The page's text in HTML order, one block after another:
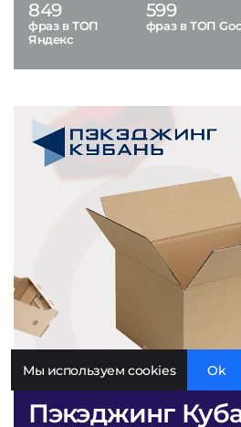
Пэкэджинг
849
фраз в ТОП
Яндекс
599
фраз в ТОП
Мы используем cookies Ok